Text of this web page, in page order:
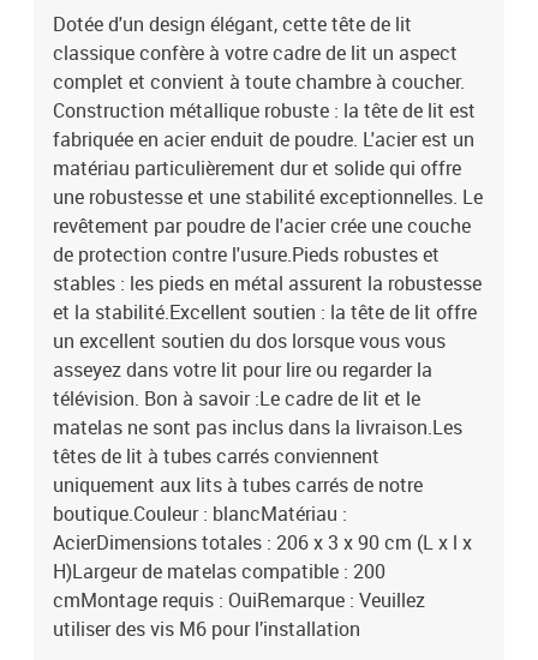
Dotée d'un design élégant, cette tête de lit
classique confère à votre cadre de lit un aspect
complet et convient à toute chambre à coucher.
Construction métallique robuste : la tête de lit est
fabriquée en acier enduit de poudre. L'acier est un
matériau particulièrement dur et solide qui offre
une robustesse et une stabilité exceptionnelles. Le
revêtement par poudre de l'acier crée une couche
de protection contre l'usure.Pieds robustes et
stables : les pieds en métal assurent la robustesse
et la stabilité.Excellent soutien : la tête de lit offre
un excellent soutien du dos lorsque vous vous
asseyez dans votre lit pour lire ou regarder la
télévision. Bon à savoir :Le cadre de lit et le
matelas ne sont pas inclus dans la livraison.Les
têtes de lit à tubes carrés conviennent
uniquement aux lits à tubes carrés de notre
boutique.Couleur : blancMatériau :
AcierDimensions totales : 206 x 3 x 90 cm (L x l x
H)Largeur de matelas compatible : 200
cmMontage requis : OuiRemarque : Veuillez
utiliser des vis M6 pour l’installation